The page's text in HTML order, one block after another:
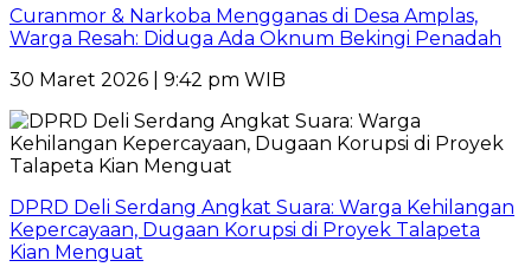
Curanmor & Narkoba Mengganas di Desa Amplas,
Warga Resah: Diduga Ada Oknum Bekingi Penadah
30 Maret 2026 | 9:42 pm WIB
DPRD Deli Serdang Angkat Suara: Warga Kehilangan
Kepercayaan, Dugaan Korupsi di Proyek Talapeta
Kian Menguat